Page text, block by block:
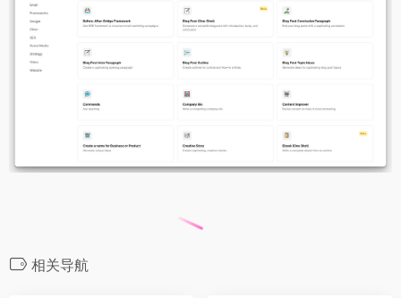
相关导航